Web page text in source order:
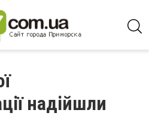
надійшли